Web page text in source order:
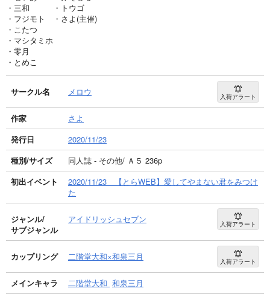
・三和 ・トウゴ
・フジモト ・さよ(主催)
・こたつ
・マシタミホ
・零月
・とめこ
サークル名 メロウ 入荷アラート
作家
さよ
発行日
2020/11/23
種別/サイズ
同人誌 - その他/ Ａ５ 236p
初出イベント
2020/11/23 【とらWEB】愛してやまない君をみつけ
た
ジャンル/
サブジャンル
アイドリッシュセブン 入荷アラート
カップリング 二階堂大和×和泉三月 入荷アラート
メインキャラ 二階堂大和 和泉三月